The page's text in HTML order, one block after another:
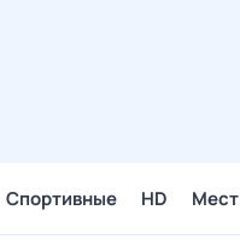
Спортивные HD